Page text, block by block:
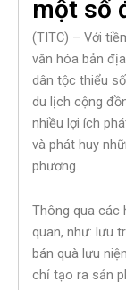
một số
(TITC) – Với
văn hóa bản
dân tộc thiểu
du lịch cộng
nhiều lợi ích
và phát huy
phương.
Thông qua các
quan, như: lưu
bán quà lưu
chỉ tạo ra sản